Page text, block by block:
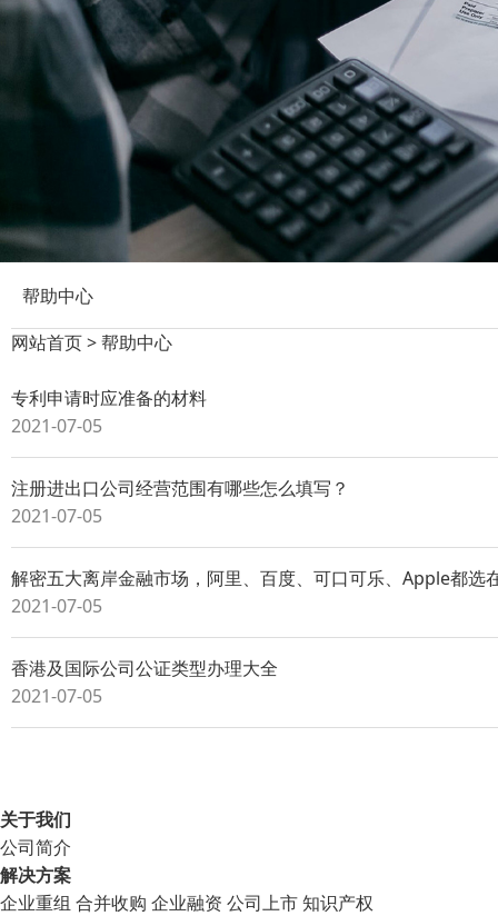
帮助中心
网站首页>帮助中心
专利申请时应准备的材料
2021-07-05
注册进出口公司经营范围有哪些怎么填写？
2021-07-05
解密五大离岸金融市场，阿里、百度、可口可乐、Apple都选
2021-07-05
香港及国际公司公证类型办理大全
2021-07-05
关于我们
公司简介
解决方案
企业重组 合并收购 企业融资 公司上市知识产权